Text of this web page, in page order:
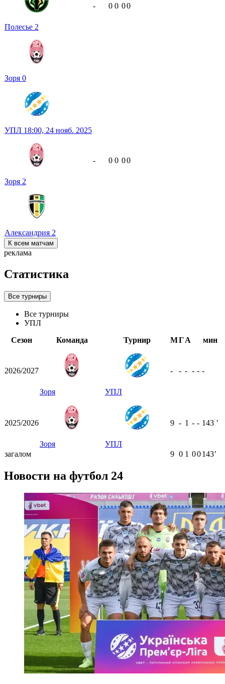
Полесье 2
Зоря 0
- 0 0 00
УПЛ 18:00, 24 нояб. 2025
Зоря 2
Александрия 2
- 0 0 00
К всем матчам
реклама
Статистика
Все турниры
Все турниры
УПЛ
Сезон
Команда Турнир МГА мин
2026/2027
Зоря УПЛ
- - - - - -
2025/2026
Зоря УПЛ
9 - 1 - - 143 ʼ
загалом 9 0 1 00143ʼ
Новости на футбол 24